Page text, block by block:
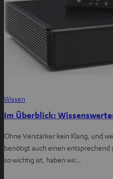
Wissen
Im Überblick:
Ohne Verstärker kein Klang, und
benötigt auch einen entsprechend
so wichtig ist, haben wir…